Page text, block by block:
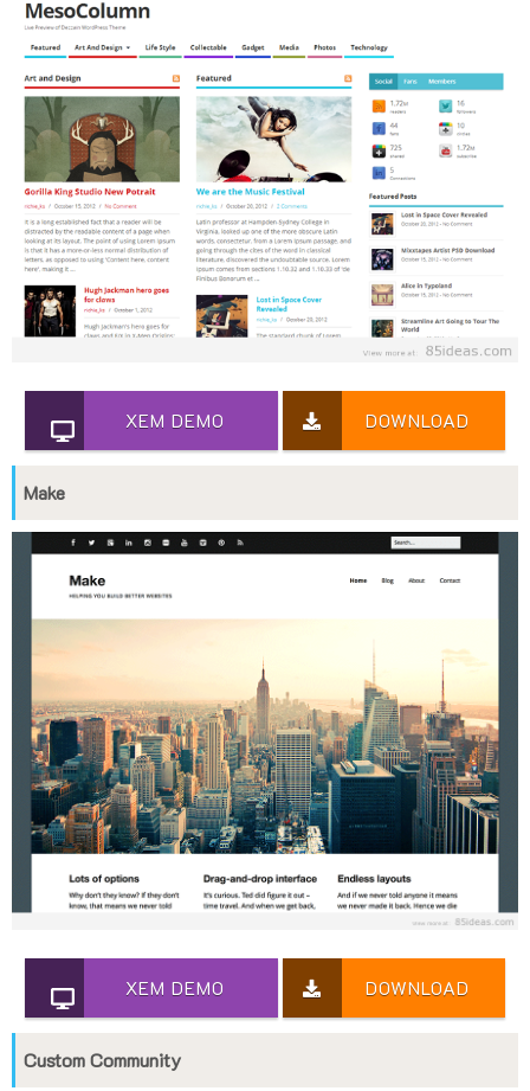
XEM DEMO DOWNLOAD
Make
XEM DEMO DOWNLOAD
Custom Community